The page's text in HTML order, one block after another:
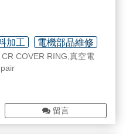
加工 電機部品維修
CR COVER RING,真空電
留言